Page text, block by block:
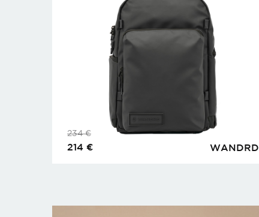
WANDRD
234€
214 €